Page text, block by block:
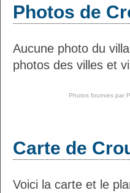
Photos de
Aucune photo du
photos des villes et
Photos fournies par
Carte de
Voici la carte et le